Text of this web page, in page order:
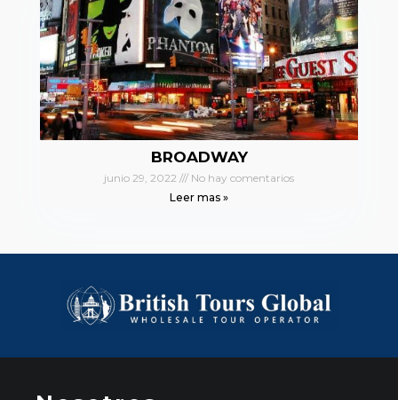
BROADWAY
junio 29, 2022
No hay comentarios
Leer mas »